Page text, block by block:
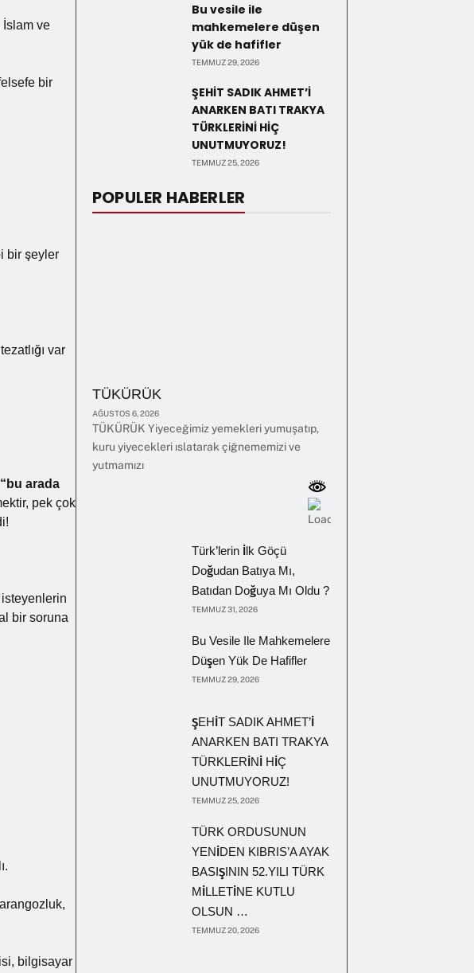
ve
bir
bir şeyler
var
“bu arada
pek çok
bir soruna
bilgisayar
Bu vesile ile
mahkemelere düşen
yük de hafifler
TEMMUZ 29, 2026
ŞEHİT SADIK AHMET’İ
ANARKEN BATI TRAKYA
TÜRKLERİNİ HİÇ
UNUTMUYORUZ!
TEMMUZ 25, 2026
POPULER HABERLER
TÜKÜRÜK
AĞUSTOS 6, 2026
TÜKÜRÜK Yiyeceğimiz yemekleri yumuşatıp,
kuru yiyecekleri ıslatarak çiğnememizi ve
yutmamızı
Türk’lerin İlk Göçü
Doğudan Batıya Mı,
Batıdan Doğuya Mı Oldu ?
TEMMUZ 31, 2026
Bu Vesile Ile Mahkemelere
Düşen Yük De Hafifler
TEMMUZ 29, 2026
ŞEHİT SADIK AHMET’İ
ANARKEN BATI TRAKYA
TÜRKLERİNİ HİÇ
UNUTMUYORUZ!
TEMMUZ 25, 2026
TÜRK ORDUSUNUN
YENİDEN KIBRIS’A AYAK
BASIŞININ 52.YILI TÜRK
MİLLETİNE KUTLU
OLSUN …
TEMMUZ 20, 2026